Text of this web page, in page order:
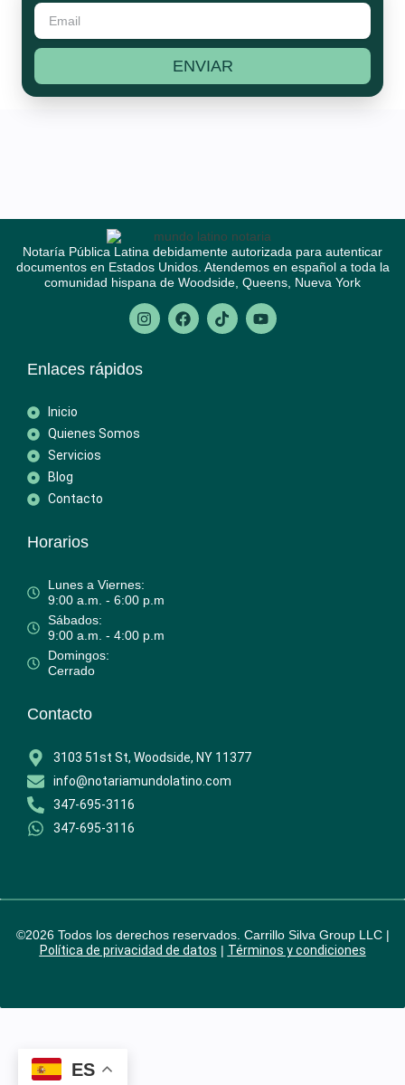
ENVIAR
Notaría Pública Latina debidamente autorizada para autenticar
documentos en Estados Unidos. Atendemos en español a toda la
comunidad hispana de Woodside, Queens, Nueva York
Enlaces rápidos
Inicio
Quienes Somos
Servicios
Blog
Contacto
Horarios
Lunes a Viernes:
9:00 a.m. - 6:00 p.m
Sábados:
9:00 a.m. - 4:00 p.m
Domingos:
Cerrado
Contacto
3103 51st St, Woodside, NY 11377
info@notariamundolatino.com
347-695-3116
347-695-3116
©2026 Todos los derechos reservados. Carrillo Silva Group LLC |
Política de privacidad de datos | Términos y condiciones
ES